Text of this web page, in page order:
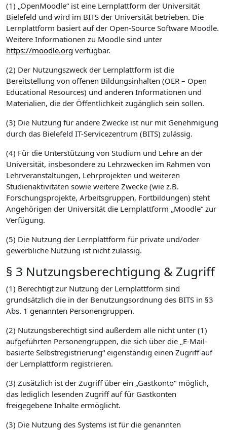
(1) „OpenMoodle“ ist eine Lernplattform der Universität
Bielefeld und wird im BITS der Universität betrieben. Die
Lernplattform basiert auf der Open-Source Software Moodle.
Weitere Informationen zu Moodle sind unter
https://moodle.org verfügbar.
(2) Der Nutzungszweck der Lernplattform ist die
Bereitstellung von offenen Bildungsinhalten (OER – Open
Educational Resources) und anderen Informationen und
Materialien, die der Öffentlichkeit zugänglich sein sollen.
(3) Die Nutzung für andere Zwecke ist nur mit Genehmigung
durch das Bielefeld IT-Servicezentrum (BITS) zulässig.
(4) Für die Unterstützung von Studium und Lehre an der
Universität, insbesondere zu Lehrzwecken im Rahmen von
Lehrveranstaltungen, Lehrprojekten und weiteren
Studienaktivitäten sowie weitere Zwecke (wie z.B.
Forschungsprojekte, Arbeitsgruppen, Fortbildungen) steht
Angehörigen der Universität die Lernplattform „Moodle“ zur
Verfügung.
(5) Die Nutzung der Lernplattform für private und/oder
gewerbliche Nutzung ist nicht zulässig.
§ 3 Nutzungsberechtigung & Zugriff
(1) Berechtigt zur Nutzung der Lernplattform sind
grundsätzlich die in der Benutzungsordnung des BITS in §3
Abs. 1 genannten Personengruppen.
(2) Nutzungsberechtigt sind außerdem alle nicht unter (1)
aufgeführten Personengruppen, die sich über die „E-Mail-
basierte Selbstregistrierung“ eigenständig einen Zugriff auf
der Lernplattform registrieren.
(3) Zusätzlich ist der Zugriff über ein „Gastkonto“ möglich,
das lediglich lesenden Zugriff auf für Gastkonten
freigegebene Inhalte ermöglicht.
(3) Die Nutzung des Systems ist für die genannten